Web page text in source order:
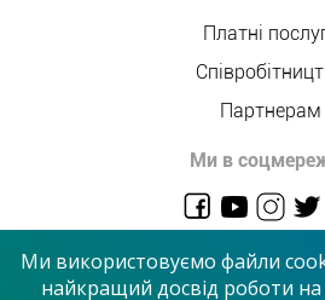
Платні
Партнерам
Ми в
Ми використовуємо файли
найкращий досвід роботи